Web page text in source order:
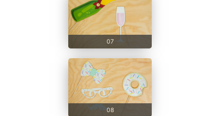
07
08